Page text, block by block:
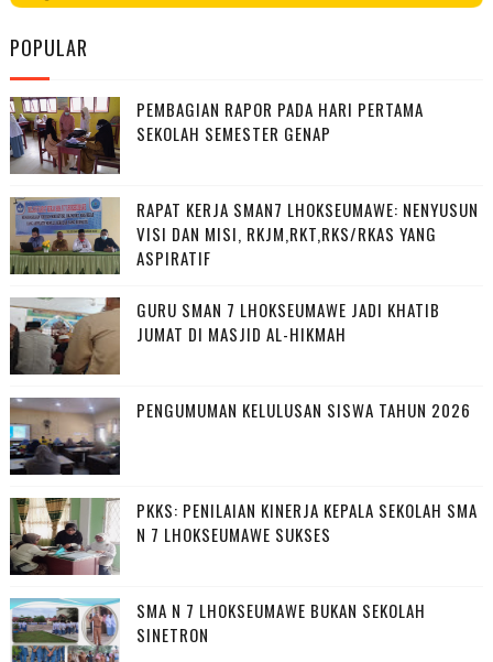
POPULAR
PEMBAGIAN RAPOR PADA HARI PERTAMA
SEKOLAH SEMESTER GENAP
RAPAT KERJA SMAN7 LHOKSEUMAWE: NENYUSUN
VISI DAN MISI, RKJM,RKT,RKS/RKAS YANG
ASPIRATIF
GURU SMAN 7 LHOKSEUMAWE JADI KHATIB
JUMAT DI MASJID AL-HIKMAH
PENGUMUMAN KELULUSAN SISWA TAHUN 2026
PKKS: PENILAIAN KINERJA KEPALA SEKOLAH SMA
N 7 LHOKSEUMAWE SUKSES
SMA N 7 LHOKSEUMAWE BUKAN SEKOLAH
SINETRON